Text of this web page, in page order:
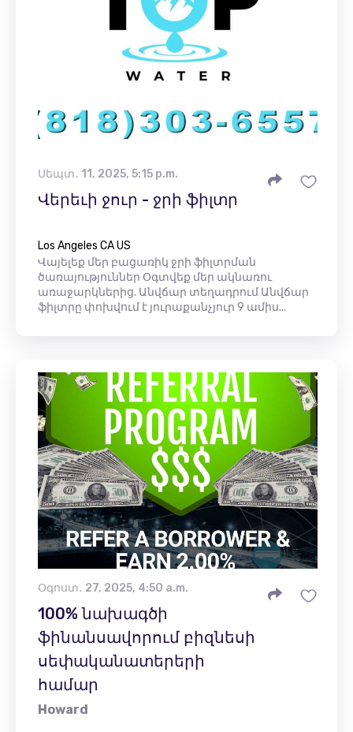
Սեպտ․ 11, 2025, 5:15 p.m.
Վերեւի ջուր - ջրի ֆիլտր
Los Angeles CA US
Վայելեք մեր բացառիկ ջրի ֆիլտրման
ծառայություններ Օգտվեք մեր ակնառու
առաջարկներից. Անվճար տեղադրում Անվճար
ֆիլտրը փոխվում է յուրաքանչյուր 9 ամիս...
Օգոստ․ 27, 2025, 4:50 a.m.
100% նախագծի
ֆինանսավորում բիզնեսի
սեփականատերերի
համար
Howard